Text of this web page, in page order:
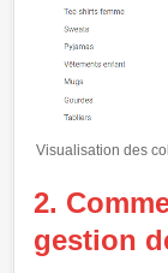
Visualisation des
2.
gestion